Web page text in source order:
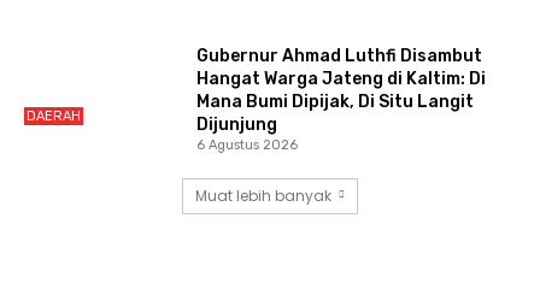
DAERAH
Gubernur Ahmad Luthfi Disambut
Hangat Warga Jateng di Kaltim: Di
Mana Bumi Dipijak, Di Situ Langit
Dijunjung
6 Agustus 2026
Muat lebih banyak